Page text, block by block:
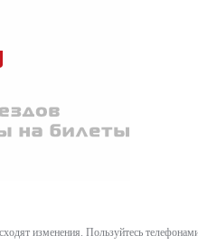
изменения. Пользуйтесь